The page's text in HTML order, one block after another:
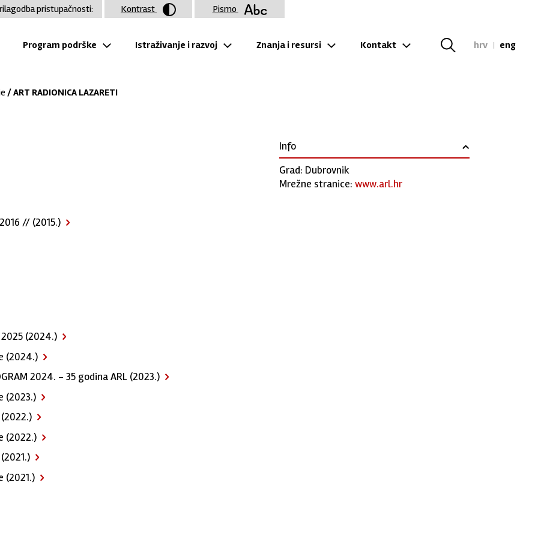
Program podrške Istraživanje i razvoj Znanja i resursi Kontakt hrv | eng
/ ART RADIONICA LAZARETI
// (2015.)
(2024.)
(2024.)
2024. - 35 godina ARL (2023.)
(2023.)
(2022.)
(2021.)
Info ›
Grad: Dubrovnik
Mrežne stranice: www.arl.hr
pristupačnosti: Kontrast Pismo